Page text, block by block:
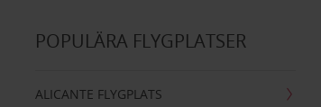
POPULÄRA FLYGPLATSER
ALICANTE FLYGPLATS